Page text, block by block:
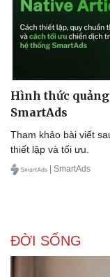
Thông tin doanh
Doanh nghiệp 24h
Doanh nhân
Hình thức
SmartAds
Tham khảo bài viết
thiết lập và tối ưu.
| SmartAds
ĐỜI SỐNG